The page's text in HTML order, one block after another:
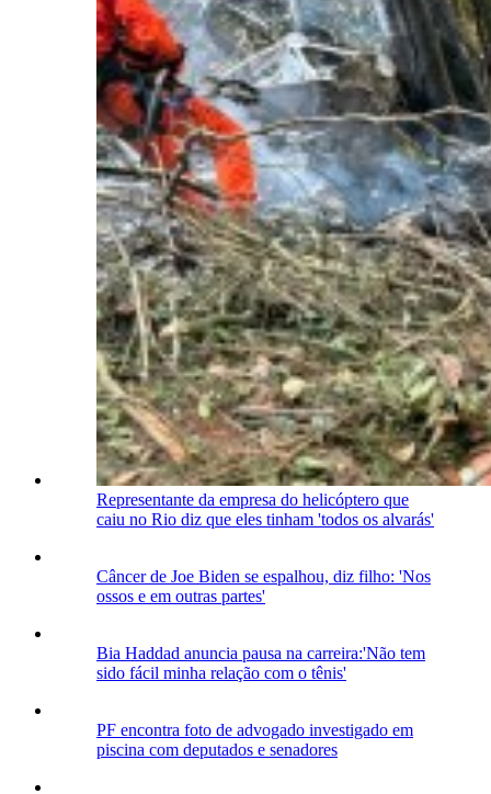
Representante da empresa do helicóptero que
caiu no Rio diz que eles tinham 'todos os alvarás'
Câncer de Joe Biden se espalhou, diz filho: 'Nos
ossos e em outras partes'
Bia Haddad anuncia pausa na carreira:'Não tem
sido fácil minha relação com o tênis'
PF encontra foto de advogado investigado em
piscina com deputados e senadores